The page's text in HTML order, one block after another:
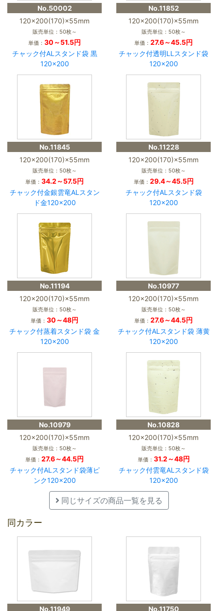
No.50002
120×200(170)×55mm
販売単位：50枚～
単価： 30～51.5円
チャック付ALスタンド袋 黒
120×200
No.11852
120×200(170)×55mm
販売単位：50枚～
単価： 27.6～45.5円
チャック付透明LLスタンド袋
120×200
No.11845
120×200(170)×55mm
販売単位：50枚～
単価： 34.2～57.5円
チャック付金銀雲竜ALスタン
ド金120×200
No.11228
120×200(170)×55mm
販売単位：50枚～
単価： 29.4～45.5円
チャック付ALスタンド袋
120×200
No.11194
120×200(170)×55mm
販売単位：50枚～
単価： 30～48円
チャック付蒸着スタンド袋 金
120×200
No.10977
120×200(170)×55mm
販売単位：50枚～
単価： 27.6～44.5円
チャック付ALスタンド袋 薄黄
120×200
No.10979
120×200(170)×55mm
販売単位：50枚～
単価： 27.6～44.5円
チャック付ALスタンド袋薄ピ
ンク120×200
No.10828
120×200(170)×55mm
販売単位：50枚～
単価： 31.2～48円
チャック付雲竜ALスタンド袋
120×200
同じサイズの商品一覧を見る
同カラー
No.11949
No.11750